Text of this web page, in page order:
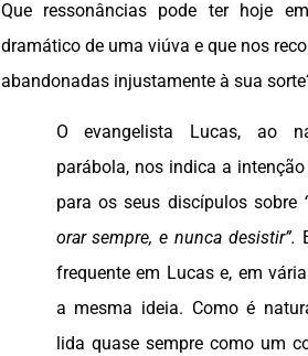
Que ressonâncias pode ter hoje
dramático de uma viúva e que nos
abandonadas injustamente à sua
O evangelista Lucas, ao
parábola, nos indica a
para os seus discípulos sobre
orar sempre, e nunca desistir”.
frequente em Lucas e, em
a mesma ideia. Como é
lida quase sempre como um